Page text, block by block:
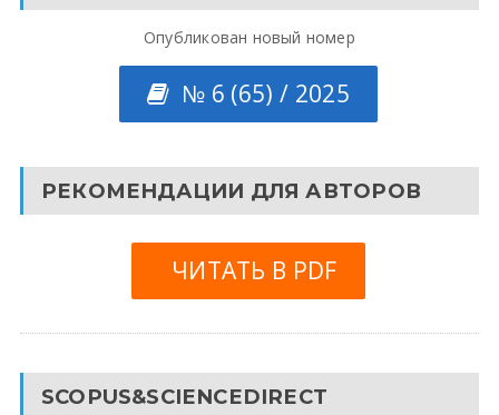
Опубликован новый номер
№ 6 (65) / 2025
РЕКОМЕНДАЦИИ ДЛЯ АВТОРОВ
ЧИТАТЬ В PDF
SCOPUS&SCIENCEDIRECT